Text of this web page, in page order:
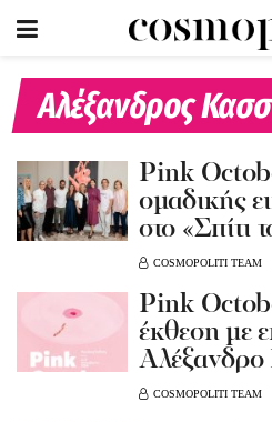
Αλέξανδρος
Pink
ομαδικής
στο
COSMOPOLITI TEAM
Pink
έκθεση με
Aλέξανδρο
COSMOPOLITI TEAM